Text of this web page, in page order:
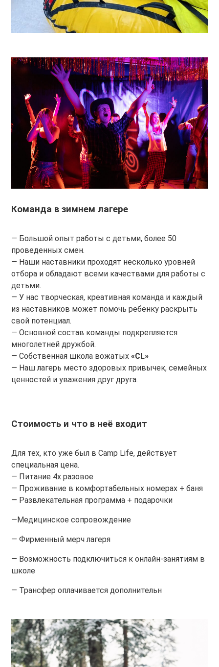
Команда в зимнем лагере
— Большой опыт работы с детьми, более 50
проведенных смен.
— Наши наставники проходят несколько уровней
отбора и обладают всеми качествами для работы с
детьми.
— У нас творческая, креативная команда и каждый
из наставников может помочь ребенку раскрыть
свой потенциал.
— Основной состав команды подкрепляется
многолетней дружбой.
— Собственная школа вожатых «CL»
— Наш лагерь место здоровых привычек, семейных
ценностей и уважения друг друга.
Стоимость и что в неё входит
Для тех, кто уже был в Camp Life, действует
специальная цена.
— Питание 4х разовое
— Проживание в комфортабельных номерах + баня
— Развлекательная программа + подарочки
—Медицинское сопровождение
— Фирменный мерч лагеря
— Возможность подключиться к онлайн-занятиям в
школе
— Трансфер оплачивается дополнительн